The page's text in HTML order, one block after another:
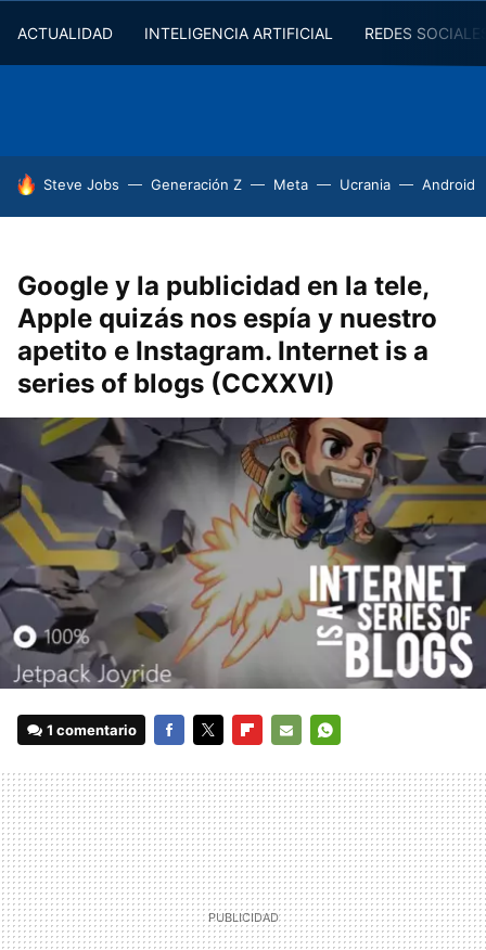
ACTUALIDAD INTELIGENCIA ARTIFICIAL REDES
HOY SE HABLA DE
Steve Jobs Generación Z Meta Ucrania Android
Google y la publicidad en la tele,
Apple quizás nos espía y nuestro
apetito e Instagram. Internet is a
series of blogs (CCXXVI)
1 comentario
MAIL